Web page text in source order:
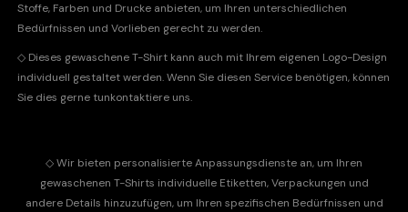
Stoffe, Farben und Drucke anbieten, um Ihren unterschiedlichen
Bedürfnissen und Vorlieben gerecht zu werden.
◇ Dieses gewaschene T-Shirt kann auch mit Ihrem eigenen Logo-Design
individuell gestaltet werden. Wenn Sie diesen Service benötigen, können
Sie dies gerne tunkontaktiere uns.
◇Wir bieten personalisierte Anpassungsdienste an, um Ihren
gewaschenen T-Shirts individuelle Etiketten, Verpackungen und
andere Details hinzuzufügen, um Ihren spezifischen Bedürfnissen und